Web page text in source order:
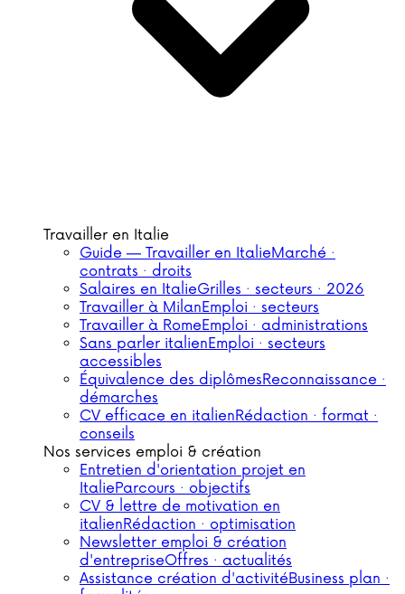
Travailler en Italie
Guide — Travailler en ItalieMarché ·
contrats · droits
Salaires en ItalieGrilles · secteurs · 2026
Travailler à MilanEmploi · secteurs
Travailler à RomeEmploi · administrations
Sans parler italienEmploi · secteurs
accessibles
Équivalence des diplômesReconnaissance ·
démarches
CV efficace en italienRédaction · format ·
conseils
Nos services emploi & création
Entretien d'orientation projet en
ItalieParcours · objectifs
CV & lettre de motivation en
italienRédaction · optimisation
Newsletter emploi & création
d'entrepriseOffres · actualités
Assistance création d'activitéBusiness plan ·